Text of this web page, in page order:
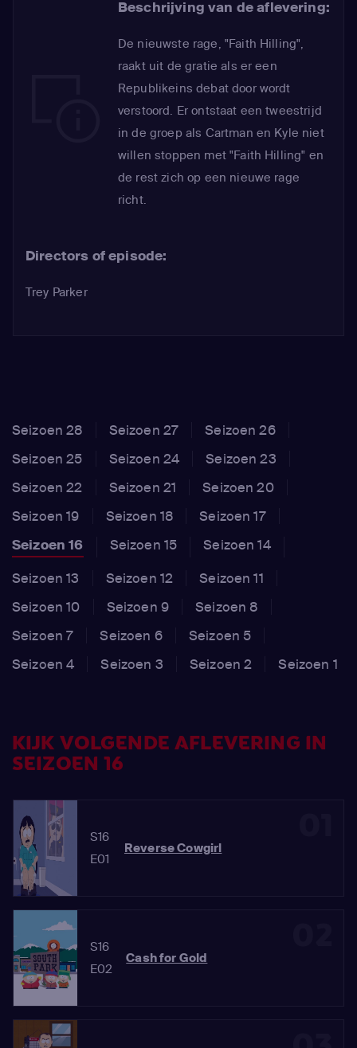
Beschrijving van de aflevering:
De nieuwste rage, "Faith Hilling",
raakt uit de gratie als er een
Republikeins debat door wordt
verstoord. Er ontstaat een tweestrijd
in de groep als Cartman en Kyle niet
willen stoppen met "Faith Hilling" en
de rest zich op een nieuwe rage
richt.
Directors of episode:
Trey Parker
Seizoen 28 Seizoen 27
Seizoen 26
Seizoen 25
Seizoen 24
Seizoen 23
Seizoen 22
Seizoen 21
Seizoen 20
Seizoen 19
Seizoen 18
Seizoen 17
Seizoen 16
Seizoen 15
Seizoen 14
Seizoen 13
Seizoen 12
Seizoen 11
Seizoen 10
Seizoen 9
Seizoen 8
Seizoen 7
Seizoen 6
Seizoen 5
Seizoen 4
Seizoen 3 Seizoen 2 Seizoen 1
KIJK VOLGENDE AFLEVERING IN
SEIZOEN 16
S16
E01
Reverse Cowgirl
S16
E02
Cash for Gold